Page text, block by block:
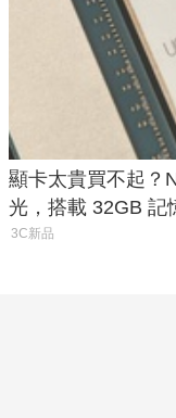
顯卡太貴買不起？
光，搭載 32GB 記
3C新品